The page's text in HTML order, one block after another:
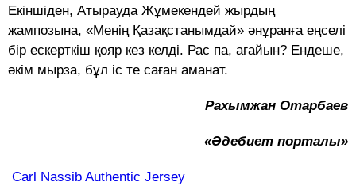
Екіншіден, Атырауда Жұмекендей жырдың
жампозына, «Менің Қазақстанымдай» әнұранға еңселі
бір ескерткіш қояр кез келді. Рас па, ағайын? Ендеше,
әкім мырза, бұл іс те саған аманат.
Рахымжан Отарбаев
«Әдебиет порталы»
Carl Nassib Authentic Jersey